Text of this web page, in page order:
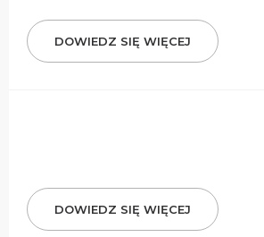
DOWIEDZ SIĘ WIĘCEJ
DOWIEDZ SIĘ WIĘCEJ